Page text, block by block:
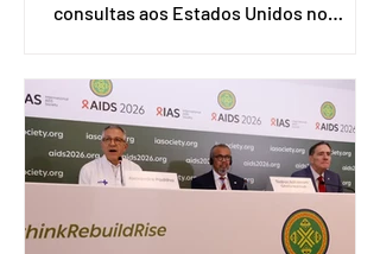
consultas aos Estados Unidos no
(OMC), contestando duas medidas
tarifárias adotadas pelo país norte-
americano com base na Seção 301 da
Lei de Comércio de 1974. Segundo nota
divulgada pelo Ministério das Relações
Exteriores, o Brasil considera que as